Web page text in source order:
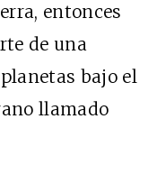
entonces
de una
bajo el
llamado